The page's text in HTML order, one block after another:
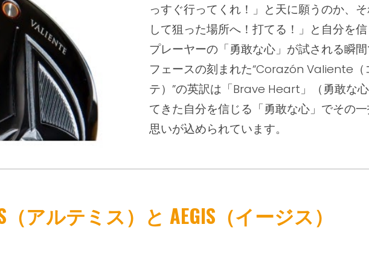
っすぐ行ってくれ！」と天に願うのか、
して狙った場所へ！打てる！」と自分を
プレーヤーの「勇敢な心」が試される瞬
フェースの刻まれた“Corazón Valiente（
テ）”の英訳は 「Brave Heart」（勇敢な
てきた自分を信じる「勇敢な心」でその
思いが込められています。
（アルテミス）と AEGIS（イージス）